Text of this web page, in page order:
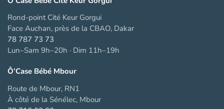
Rond-point Cité Keur Gorgui
Face Auchan, près de la CBAO, Dakar
78 787 73 73
Lun–Sam 9h–20h · Dim 11h–19h
Ô’Case Bébé Mbour
Route de Mbour, RN1
À côté de la Sénélec, Mbour